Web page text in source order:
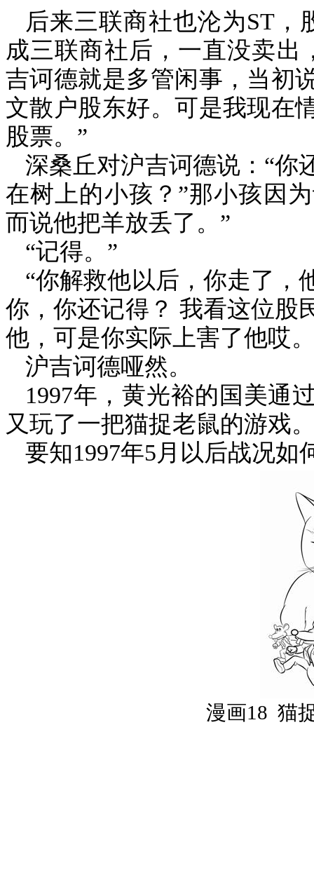
后来三联商社也沦为ST ，
成三联商社后，一直没卖出
吉诃德就是多管闲事，当初
文散户股东好。可是我现在
股票。”
深桑丘对沪吉诃德说：“你
在树上的小孩？”那小孩因
而说他把羊放丢了。”
“记得。”
“你解救他以后，你走了，
你，你还记得？ 我看这位股
他，可是你实际上害了他哎
沪吉诃德哑然。
1997年，黄光裕的国美通
又玩了一把猫捉老鼠的游戏
要知1997年5月以后战况如
漫画18 猫